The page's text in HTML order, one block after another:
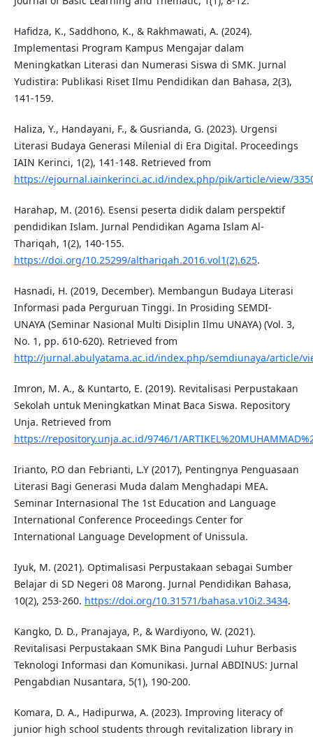
Hafidza, K., Saddhono, K., & Rakhmawati, A. (2024).
Implementasi Program Kampus Mengajar dalam
Meningkatkan Literasi dan Numerasi Siswa di SMK. Jurnal
Yudistira: Publikasi Riset Ilmu Pendidikan dan Bahasa, 2(3),
141-159.
Haliza, Y., Handayani, F., & Gusrianda, G. (2023). Urgensi
Literasi Budaya Generasi Milenial di Era Digital. Proceedings
IAIN Kerinci, 1(2), 141-148. Retrieved from
https://ejournal.iainkerinci.ac.id/index.php/pik/article/view/
Harahap, M. (2016). Esensi peserta didik dalam perspektif
pendidikan Islam. Jurnal Pendidikan Agama Islam Al-
Thariqah, 1(2), 140-155.
https://doi.org/10.25299/althariqah.2016.vol1(2).625.
Hasnadi, H. (2019, December). Membangun Budaya Literasi
Informasi pada Perguruan Tinggi. In Prosiding SEMDI-
UNAYA (Seminar Nasional Multi Disiplin Ilmu UNAYA) (Vol. 3,
No. 1, pp. 610-620). Retrieved from
http://jurnal.abulyatama.ac.id/index.php/semdiunaya/article/
Imron, M. A., & Kuntarto, E. (2019). Revitalisasi Perpustakaan
Sekolah untuk Meningkatkan Minat Baca Siswa. Repository
Unja. Retrieved from
https://repository.unja.ac.id/9746/1/
Irianto, P.O dan Febrianti, L.Y (2017), Pentingnya Penguasaan
Literasi Bagi Generasi Muda dalam Menghadapi MEA.
Seminar Internasional The 1st Education and Language
International Conference Proceedings Center for
International Language Development of Unissula.
Iyuk, M. (2021). Optimalisasi Perpustakaan sebagai Sumber
Belajar di SD Negeri 08 Marong. Jurnal Pendidikan Bahasa,
10(2), 253-260. https://doi.org/10.31571/bahasa.v10i2.3434.
Kangko, D. D., Pranajaya, P., & Wardiyono, W. (2021).
Revitalisasi Perpustakaan SMK Bina Pangudi Luhur Berbasis
Teknologi Informasi dan Komunikasi. Jurnal ABDINUS: Jurnal
Pengabdian Nusantara, 5(1), 190-200.
Komara, D. A., Hadipurwa, A. (2023). Improving literacy of
junior high school students through revitalization library in